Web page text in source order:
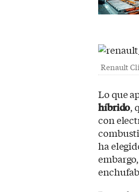
Renault
Lo que
híbrido,
con
ha